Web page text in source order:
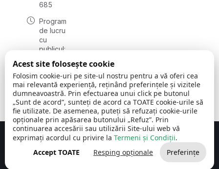
685
Program
de lucru
cu
publicul:
08:00 -
16:30
, vineri:
08:00 -
14:00
Comuna Cerchezu © 2026Toate drepturile rezervate
Concept realizat de Big Media Relații Publice SRL
Acest site folosește cookie
Folosim cookie-uri pe site-ul nostru pentru a vă oferi cea
mai relevantă experiență, reținând preferințele și vizitele
dumneavoastră. Prin efectuarea unui click pe butonul
„Sunt de acord”, sunteți de acord ca TOATE cookie-urile să
fie utilizate. De asemenea, puteți să refuzați cookie-urile
opționale prin apăsarea butonului „Refuz”. Prin
continuarea accesării sau utilizării Site-ului web vă
exprimați acordul cu privire la Termeni și Condiții.
Accept TOATE
Resping opționale Preferințe